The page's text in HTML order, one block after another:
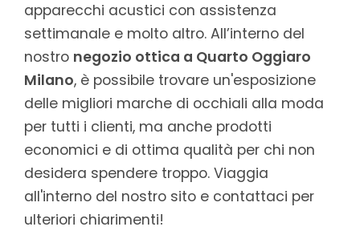
apparecchi acustici con assistenza
settimanale e molto altro. All’interno del
nostro negozio ottica a Quarto Oggiaro
Milano, è possibile trovare un'esposizione
delle migliori marche di occhiali alla moda
per tutti i clienti, ma anche prodotti
economici e di ottima qualità per chi non
desidera spendere troppo. Viaggia
all'interno del nostro sito e contattaci per
ulteriori chiarimenti!